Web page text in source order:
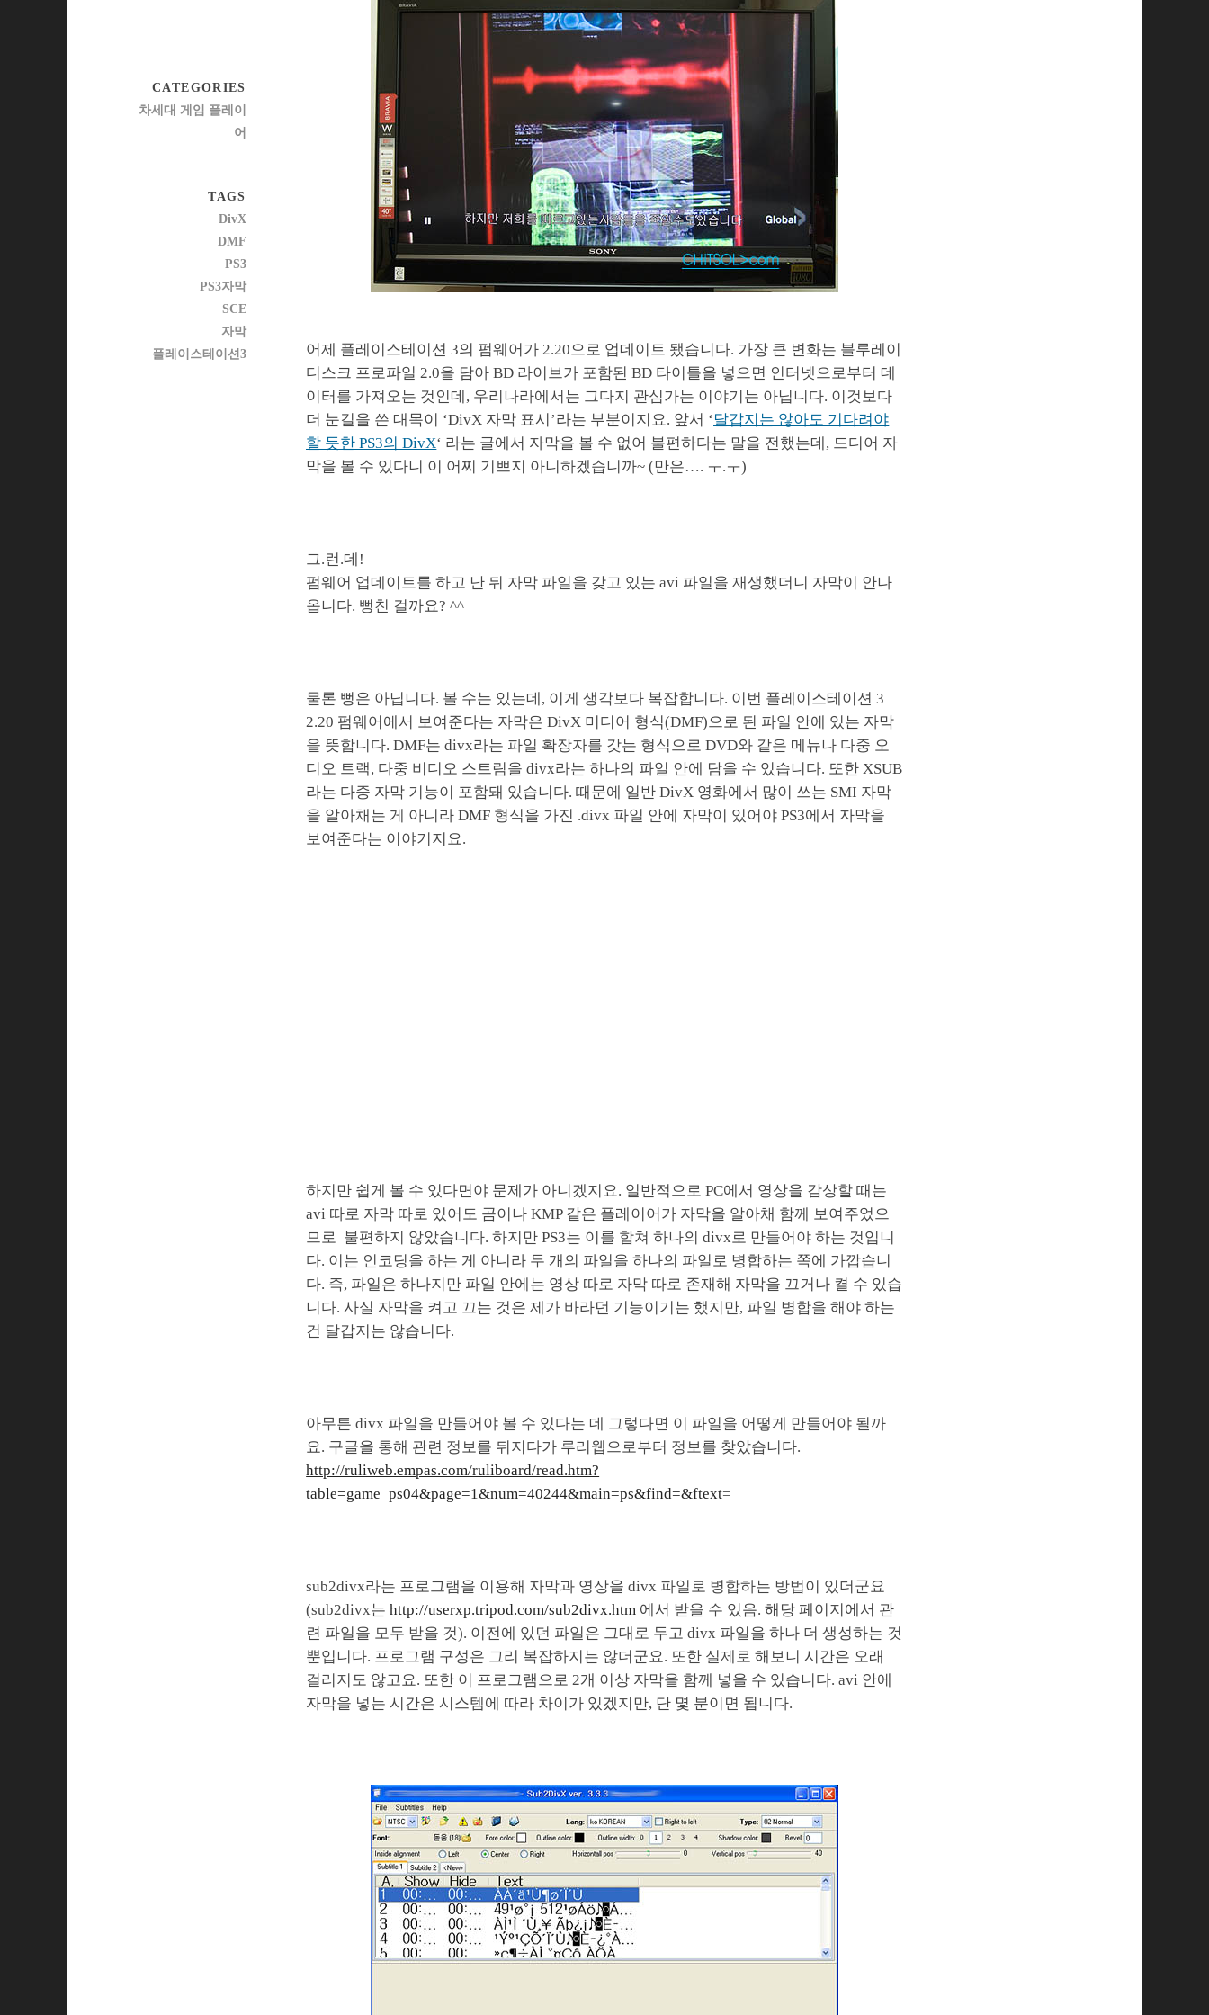
어제 플레이스테이션 3의 펌웨어가 2.20으로 업데이트 됐습니다. 가장 큰 변화는 블루레이
디스크 프로파일 2.0을 담아 BD 라이브가 포함된 BD 타이틀을 넣으면 인터넷으로부터 데
이터를 가져오는 것인데, 우리나라에서는 그다지 관심가는 이야기는 아닙니다. 이것보다
더 눈길을 쓴 대목이 ‘DivX 자막 표시’라는 부분이지요. 앞서 ‘ 달갑지는 않아도 기다려야
할 듯한 PS3의 DivX‘ 라는 글에서 자막을 볼 수 없어 불편하다는 말을 전했는데, 드디어 자
막을 볼 수 있다니 이 어찌 기쁘지 아니하겠습니까~ (만은…. ㅜ.ㅜ)
그.런.데!
펌웨어 업데이트를 하고 난 뒤 자막 파일을 갖고 있는 avi 파일을 재생했더니 자막이 안나
옵니다. 뻥친 걸까요? ^^
물론 뻥은 아닙니다. 볼 수는 있는데, 이게 생각보다 복잡합니다. 이번 플레이스테이션 3
2.20 펌웨어에서 보여준다는 자막은 DivX 미디어 형식(DMF)으로 된 파일 안에 있는 자막
을 뜻합니다. DMF는 divx라는 파일 확장자를 갖는 형식으로 DVD와 같은 메뉴나 다중 오
디오 트랙, 다중 비디오 스트림을 divx라는 하나의 파일 안에 담을 수 있습니다. 또한 XSUB
라는 다중 자막 기능이 포함돼 있습니다. 때문에 일반 DivX 영화에서 많이 쓰는 SMI 자막
을 알아채는 게 아니라 DMF 형식을 가진 .divx 파일 안에 자막이 있어야 PS3에서 자막을
보여준다는 이야기지요.
하지만 쉽게 볼 수 있다면야 문제가 아니겠지요. 일반적으로 PC에서 영상을 감상할 때는
avi 따로 자막 따로 있어도 곰이나 KMP 같은 플레이어가 자막을 알아채 함께 보여주었으
므로 불편하지 않았습니다. 하지만 PS3는 이를 합쳐 하나의 divx로 만들어야 하는 것입니
다. 이는 인코딩을 하는 게 아니라 두 개의 파일을 하나의 파일로 병합하는 쪽에 가깝습니
다. 즉, 파일은 하나지만 파일 안에는 영상 따로 자막 따로 존재해 자막을 끄거나 켤 수 있습
니다. 사실 자막을 켜고 끄는 것은 제가 바라던 기능이기는 했지만, 파일 병합을 해야 하는
건 달갑지는 않습니다.
아무튼 divx 파일을 만들어야 볼 수 있다는 데 그렇다면 이 파일을 어떻게 만들어야 될까
요. 구글을 통해 관련 정보를 뒤지다가 루리웹으로부터 정보를 찾았습니다.
http://ruliweb.empas.com/ruliboard/read.htm?
table=game_ps04&page=1&num=40244&main=ps&find=&ftext=
sub2divx라는 프로그램을 이용해 자막과 영상을 divx 파일로 병합하는 방법이 있더군요
(sub2divx는http://userxp.tripod.com/sub2divx.htm 에서 받을 수 있음. 해당 페이지에서 관
련 파일을 모두 받을 것). 이전에 있던 파일은 그대로 두고 divx 파일을 하나 더 생성하는 것
뿐입니다. 프로그램 구성은 그리 복잡하지는 않더군요. 또한 실제로 해보니 시간은 오래
걸리지도 않고요. 또한 이 프로그램으로 2개 이상 자막을 함께 넣을 수 있습니다. avi 안에
자막을 넣는 시간은 시스템에 따라 차이가 있겠지만, 단 몇 분이면 됩니다.
CATEGORIES
차세대 게임 플레이
어
TAGS
DivX
DMF
PS3
PS3자막
SCE
자막
플레이스테이션3